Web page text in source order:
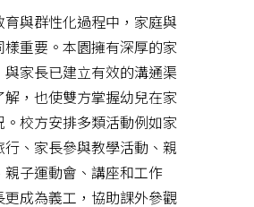
育與群性化過程中，家庭與
樣重要。本園擁有深厚的家
家長已建立有效的溝通渠
解，也使雙方掌握幼兒在家
校方安排多類活動例如家
行、家長參與教學活動、親
親子運動會、講座和工作
成為義工，協助課外參觀